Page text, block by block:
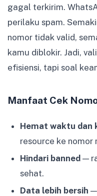
gagal terkirim.
perilaku spam.
nomor tidak valid,
kamu diblokir. Jadi,
efisiensi, tapi soal
Manfaat Cek
Hemat waktu dan
resource ke nomor
Hindari banned —
sehat.
Data lebih bersih